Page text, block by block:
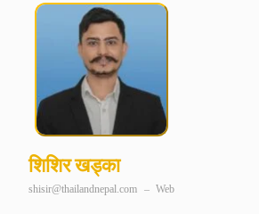
शिशिर खड्का
shisir@thailandnepal.com – Web